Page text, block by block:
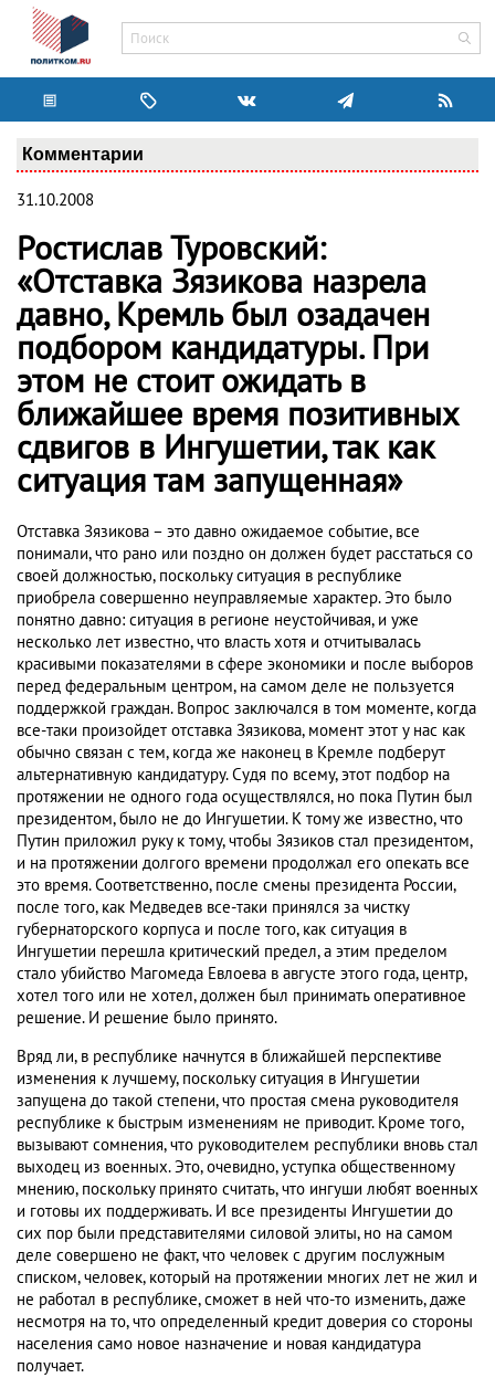
Комментарии
31.10.2008
Ростислав Туровский:
«Отставка Зязикова назрела
давно, Кремль был озадачен
подбором кандидатуры. При
этом не стоит ожидать в
ближайшее время позитивных
сдвигов в Ингушетии, так как
ситуация там запущенная»
Отставка Зязикова – это давно ожидаемое событие, все
понимали, что рано или поздно он должен будет расстаться со
своей должностью, поскольку ситуация в республике
приобрела совершенно неуправляемые характер. Это было
понятно давно: ситуация в регионе неустойчивая, и уже
несколько лет известно, что власть хотя и отчитывалась
красивыми показателями в сфере экономики и после выборов
перед федеральным центром, на самом деле не пользуется
поддержкой граждан. Вопрос заключался в том моменте, когда
все-таки произойдет отставка Зязикова, момент этот у нас как
обычно связан с тем, когда же наконец в Кремле подберут
альтернативную кандидатуру. Судя по всему, этот подбор на
протяжении не одного года осуществлялся, но пока Путин был
президентом, было не до Ингушетии. К тому же известно, что
Путин приложил руку к тому, чтобы Зязиков стал президентом,
и на протяжении долгого времени продолжал его опекать все
это время. Соответственно, после смены президента России,
после того, как Медведев все-таки принялся за чистку
губернаторского корпуса и после того, как ситуация в
Ингушетии перешла критический предел, а этим пределом
стало убийство Магомеда Евлоева в августе этого года, центр,
хотел того или не хотел, должен был принимать оперативное
решение. И решение было принято.
Вряд ли, в республике начнутся в ближайшей перспективе
изменения к лучшему, поскольку ситуация в Ингушетии
запущена до такой степени, что простая смена руководителя
республике к быстрым изменениям не приводит. Кроме того,
вызывают сомнения, что руководителем республики вновь стал
выходец из военных. Это, очевидно, уступка общественному
мнению, поскольку принято считать, что ингуши любят военных
и готовы их поддерживать. И все президенты Ингушетии до
сих пор были представителями силовой элиты, но на самом
деле совершено не факт, что человек с другим послужным
списком, человек, который на протяжении многих лет не жил и
не работал в республике, сможет в ней что-то изменить, даже
несмотря на то, что определенный кредит доверия со стороны
населения само новое назначение и новая кандидатура
получает.